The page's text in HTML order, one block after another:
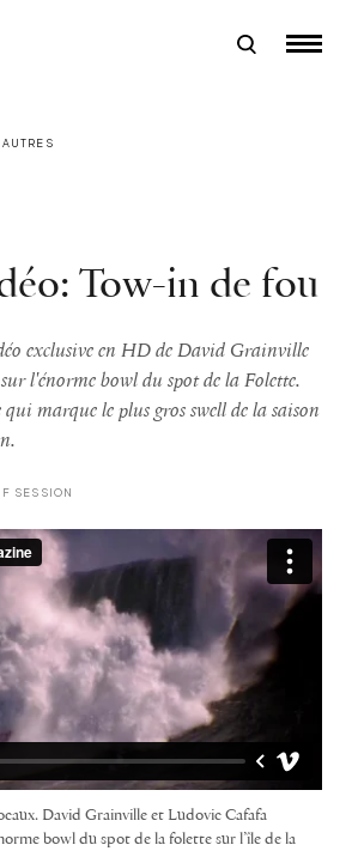
AUTRES
Tow-in de fou
exclusive en HD de David Grainville
l'énorme bowl du spot de la Folette.
qui marque le plus gros swell de la saison
SESSION
David Grainville et Ludovic Cafafa
bowl du spot de la folette sur l’île de la